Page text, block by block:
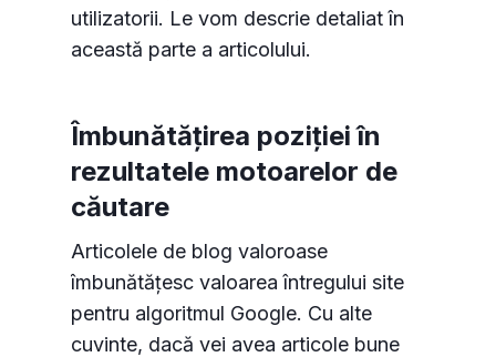
utilizatorii. Le vom descrie detaliat în
această parte a articolului.
Îmbunătățirea poziției în
rezultatele motoarelor de
căutare
Articolele de blog valoroase
îmbunătățesc valoarea întregului site
pentru algoritmul Google. Cu alte
cuvinte, dacă vei avea articole bune